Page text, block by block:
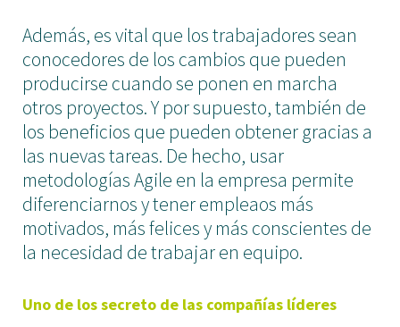
Además, es vital que los trabajadores sean
conocedores de los cambios que pueden
producirse cuando se ponen en marcha
otros proyectos. Y por supuesto, también de
los beneficios que pueden obtener gracias a
las nuevas tareas. De hecho, usar
metodologías Agile en la empresa permite
diferenciarnos y tener empleaos más
motivados, más felices y más conscientes de
la necesidad de trabajar en equipo.
Uno de los secreto de las compañías líderes